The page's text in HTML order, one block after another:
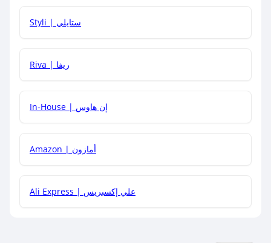
هل يمكنني جمع كود خصم مع العروض الأخرى؟
Styli | ستايلي
Riva | ريفا
In-House | إن هاوس
Amazon | أمازون
Ali Express | علي إكسبريس